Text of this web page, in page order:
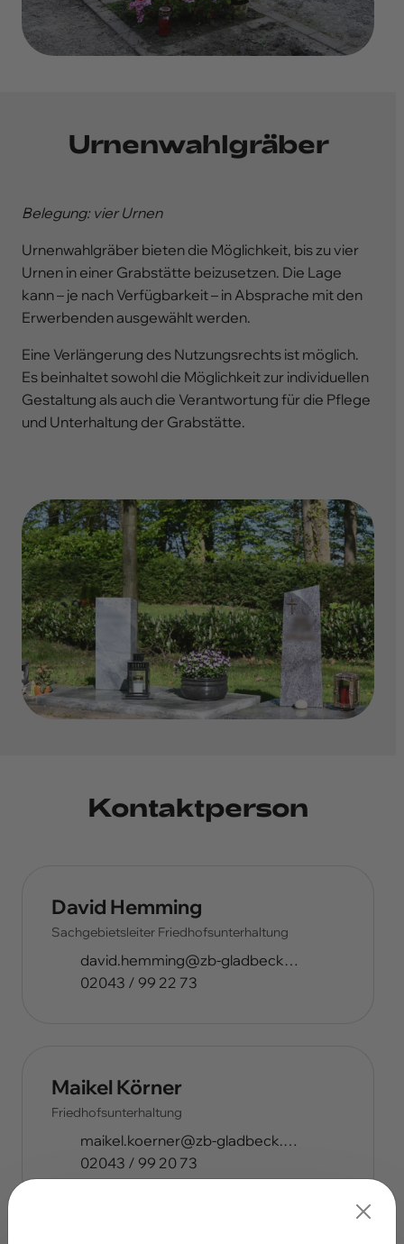
Urnenwahlgräber
Belegung: vier Urnen
Urnenwahlgräber bieten die Möglichkeit, bis zu vier
Urnen in einer Grabstätte beizusetzen. Die Lage
kann – je nach Verfügbarkeit – in Absprache mit den
Erwerbenden ausgewählt werden.
Eine Verlängerung des Nutzungsrechts ist möglich.
Es beinhaltet sowohl die Möglichkeit zur individuellen
Gestaltung als auch die Verantwortung für die Pflege
und Unterhaltung der Grabstätte.
Kontaktperson
David Hemming
Sachgebietsleiter Friedhofsunterhaltung
ed.kcebdalg-bz@gnimmeh.divad
02043 / 99 22 73
Maikel Körner
Friedhofsunterhaltung
ed.kcebdalg-bz@renreok.lekiam
02043 / 99 20 73